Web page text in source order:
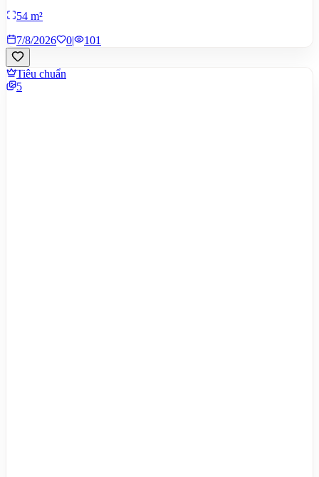
54 m²
7/8/2026
0| 101
Tiêu chuẩn
5